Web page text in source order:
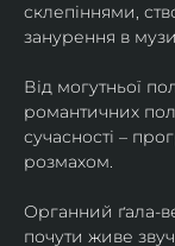
склепіннями,
занурення в
​Від могутньої
романтичних
сучасності –
розмахом.
​Органний ґала-
почути живе